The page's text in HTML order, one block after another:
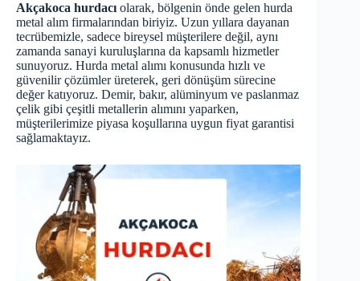
Akçakoca hurdacı olarak, bölgenin önde gelen hurda
metal alım firmalarından biriyiz. Uzun yıllara dayanan
tecrübemizle, sadece bireysel müşterilere değil, aynı
zamanda sanayi kuruluşlarına da kapsamlı hizmetler
sunuyoruz. Hurda metal alımı konusunda hızlı ve
güvenilir çözümler üreterek, geri dönüşüm sürecine
değer katıyoruz. Demir, bakır, alüminyum ve paslanmaz
çelik gibi çeşitli metallerin alımını yaparken,
müşterilerimize piyasa koşullarına uygun fiyat garantisi
sağlamaktayız.